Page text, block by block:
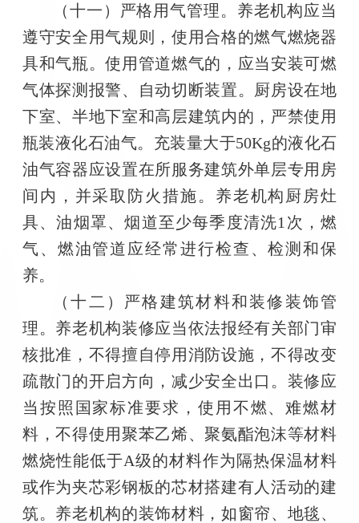
（十一）严格用气管理。养老机构应当
遵守安全用气规则，使用合格的燃气燃烧器
具和气瓶。使用管道燃气的，应当安装可燃
气体探测报警、自动切断装置。厨房设在地
下室、半地下室和高层建筑内的，严禁使用
瓶装液化石油气。充装量大于50Kg的液化石
油气容器应设置在所服务建筑外单层专用房
间内，并采取防火措施。养老机构厨房灶
具、油烟罩、烟道至少每季度清洗1次，燃
气、燃油管道应经常进行检查、检测和保
养。
（十二）严格建筑材料和装修装饰管
理。养老机构装修应当依法报经有关部门审
核批准，不得擅自停用消防设施，不得改变
疏散门的开启方向，减少安全出口。装修应
当按照国家标准要求，使用不燃、难燃材
料，不得使用聚苯乙烯、聚氨酯泡沫等材料
燃烧性能低于A级的材料作为隔热保温材料
或作为夹芯彩钢板的芯材搭建有人活动的建
筑。养老机构的装饰材料，如窗帘、地毯、